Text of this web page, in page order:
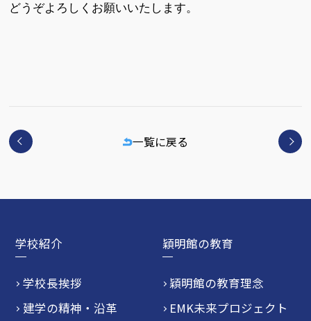
どうぞよろしくお願いいたします。
一覧に戻る
学校紹介
学校長挨拶
建学の精神・沿革
穎明館の教育
穎明館の教育理念
EMK未来プロジェクト